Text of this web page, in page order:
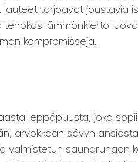
tarjoavat joustavia
tehokas lämmönkierto
kompromisseja.
leppäpuusta, joka
arvokkaan sävyn
valmistetun saunarungon